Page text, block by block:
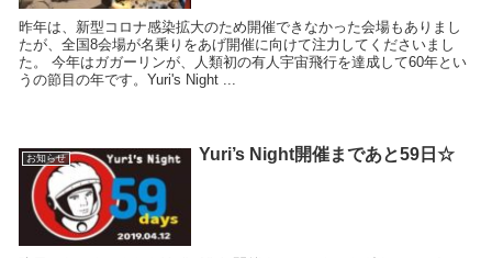
昨年は、新型コロナ感染拡大のため開催できなかった会場もありまし
たが、全国8会場が名乗りをあげ開催に向けて注力してくださいまし
た。 今年はガガーリンが、人類初の有人宇宙飛行を達成して60年とい
うの節目の年です。Yuri's Night ...
お知らせ Yuri’s Night開催まであと59日☆